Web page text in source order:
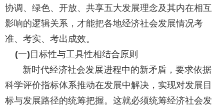
协调、绿色、开放、共享五大发展理念及其内在相互
影响的逻辑关系，才能把各地经济社会发展情况考
准、考实、考出成效。
(一)目标性与工具性相结合原则
新时代经济社会发展进程中的新矛盾，要求依据
科学评价指标体系推动在发展中解决，实现对发展目
标与发展路径的统筹把握。这就必须统筹经济社会发